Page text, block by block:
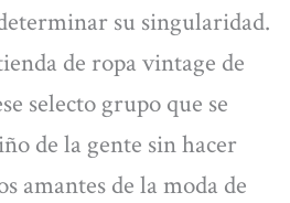
su singularidad.
de ropa vintage de
selecto grupo que se
de la gente sin hacer
amantes de la moda de